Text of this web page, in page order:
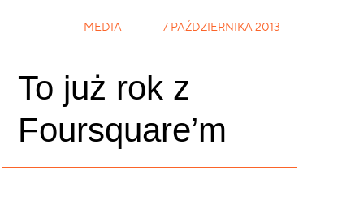
MEDIA 7 PAŹDZIERNIKA 2013
To już rok z
Foursquare’m